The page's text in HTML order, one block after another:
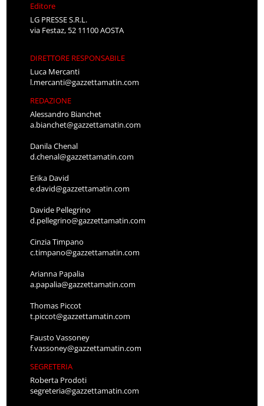
Editore
LG PRESSE S.R.L.
via Festaz, 52 11100 AOSTA
DIRETTORE RESPONSABILE
Luca Mercanti
l.mercanti@gazzettamatin.com
REDAZIONE
Alessandro Bianchet
a.bianchet@gazzettamatin.com
Danila Chenal
d.chenal@gazzettamatin.com
Erika David
e.david@gazzettamatin.com
Davide Pellegrino
d.pellegrino@gazzettamatin.com
Cinzia Timpano
c.timpano@gazzettamatin.com
Arianna Papalia
a.papalia@gazzettamatin.com
Thomas Piccot
t.piccot@gazzettamatin.com
Fausto Vassoney
f.vassoney@gazzettamatin.com
SEGRETERIA
Roberta Prodoti
segreteria@gazzettamatin.com